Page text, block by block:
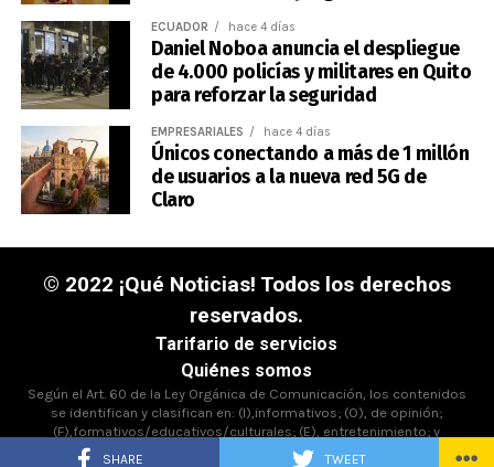
SHARE TWEET
ECUADOR hace 4 días
Daniel Noboa anuncia el despliegue
de 4.000 policías y militares en Quito
para reforzar la seguridad
EMPRESARIALES hace 4 días
Únicos conectando a más de 1 millón
de usuarios a la nueva red 5G de
Claro
© 2022 ¡Qué Noticias! Todos los derechos
reservados.
Tarifario de servicios
Quiénes somos
Según el Art. 60 de la Ley Orgánica de Comunicación, los contenidos
se identifican y clasifican en: (I),informativos; (O), de opinión;
(F),formativos/educativos/culturales; (E), entretenimiento; y
(D),deportivos.